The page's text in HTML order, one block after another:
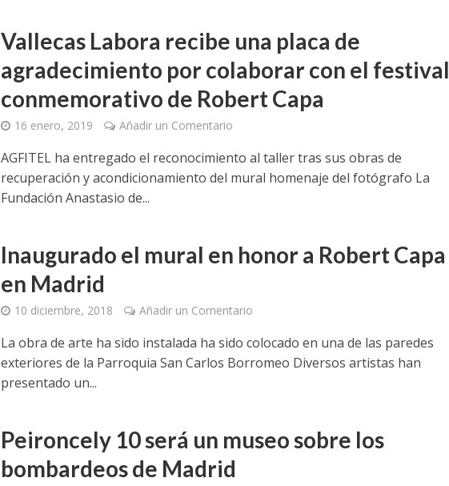
Vallecas Labora recibe una placa de
agradecimiento por colaborar con el festival
conmemorativo de Robert Capa
16 enero, 2019 Añadir un Comentario
AGFITEL ha entregado el reconocimiento al taller tras sus obras de
recuperación y acondicionamiento del mural homenaje del fotógrafo La
Fundación Anastasio de...
Inaugurado el mural en honor a Robert Capa
en Madrid
10 diciembre, 2018 Añadir un Comentario
La obra de arte ha sido instalada ha sido colocado en una de las paredes
exteriores de la Parroquia San Carlos Borromeo Diversos artistas han
presentado un...
Peironcely 10 será un museo sobre los
bombardeos de Madrid